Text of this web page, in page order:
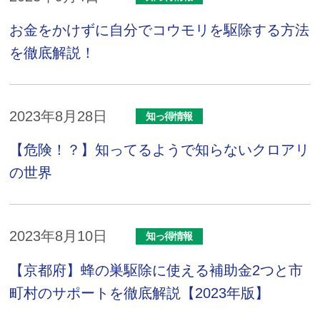
お金をかけずに自分でコウモリを駆除する方法
を徹底解説！
2023年8月28日 知っ得情報
【危険！？】知ってるようで知らないクロアリ
の世界
2023年8月10日 知っ得情報
【京都府】蜂の巣駆除に使える補助金2つと市
町村のサポートを徹底解説【2023年版】